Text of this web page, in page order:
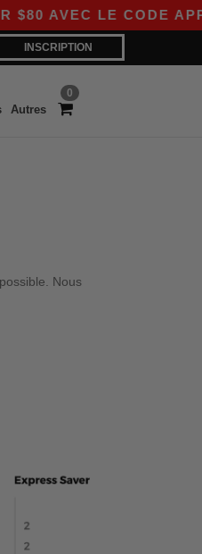
LE CODE APP10
INSCRIPTION
0
Autres
Nous